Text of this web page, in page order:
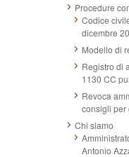
Procedure
Codice
dicembre
Modello di
Registro di
1130 CC
Revoca
consigli per
Chi siamo
Antonio